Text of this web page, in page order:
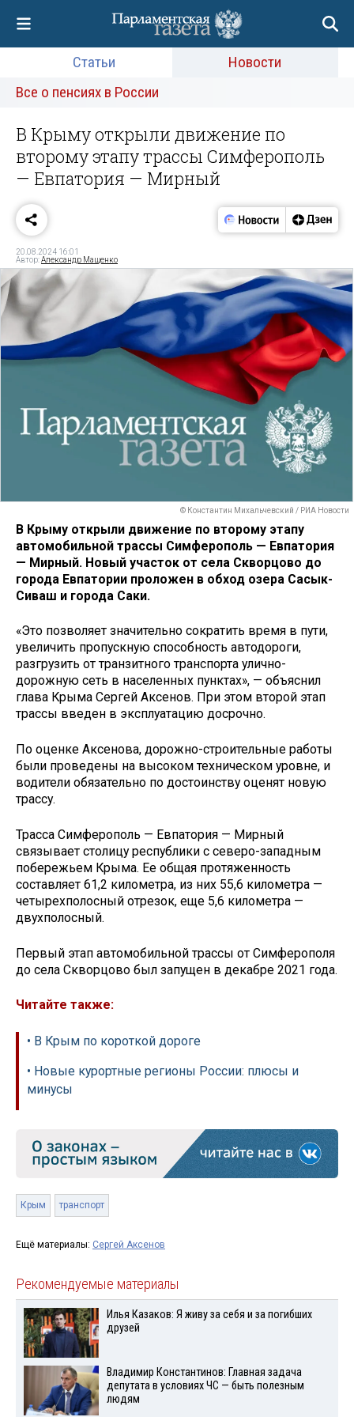
Статьи
Новости
Все о пенсиях в России
В Крыму открыли движение по
второму этапу трассы Симферополь
— Евпатория — Мирный
20.08.2024 16:01
Автор:Александр Мащенко
© Константин Михальчевский / РИА Новости
В Крыму открыли движение по второму этапу
автомобильной трассы Симферополь — Евпатория
— Мирный. Новый участок от села Скворцово до
города Евпатории проложен в обход озера Сасык-
Сиваш и города Саки.
«Это позволяет значительно сократить время в пути,
увеличить пропускную способность автодороги,
разгрузить от транзитного транспорта улично-
дорожную сеть в населенных пунктах», — объяснил
глава Крыма Сергей Аксенов. При этом второй этап
трассы введен в эксплуатацию досрочно.
По оценке Аксенова, дорожно-строительные работы
были проведены на высоком техническом уровне, и
водители обязательно по достоинству оценят новую
трассу.
Трасса Симферополь — Евпатория — Мирный
связывает столицу республики с северо-западным
побережьем Крыма. Ее общая протяженность
составляет 61,2 километра, из них 55,6 километра —
четырехполосный отрезок, еще 5,6 километра —
двухполосный.
Первый этап автомобильной трассы от Симферополя
до села Скворцово был запущен в декабре 2021 года.
Читайте также:
• В Крым по короткой дороге
• Новые курортные регионы России: плюсы и
минусы
Крым транспорт
Ещё материалы: Сергей Аксенов
Рекомендуемые материалы
Илья Казаков: Я живу за себя и за погибших
друзей
Владимир Константинов: Главная задача
депутата в условиях ЧС — быть полезным
людям